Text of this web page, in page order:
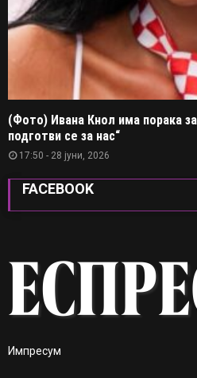
(Фото) Ивана Кнол има порака
подготви се за нас“
17:50 - 28 јуни, 2026
FACEBOOK
Импресум